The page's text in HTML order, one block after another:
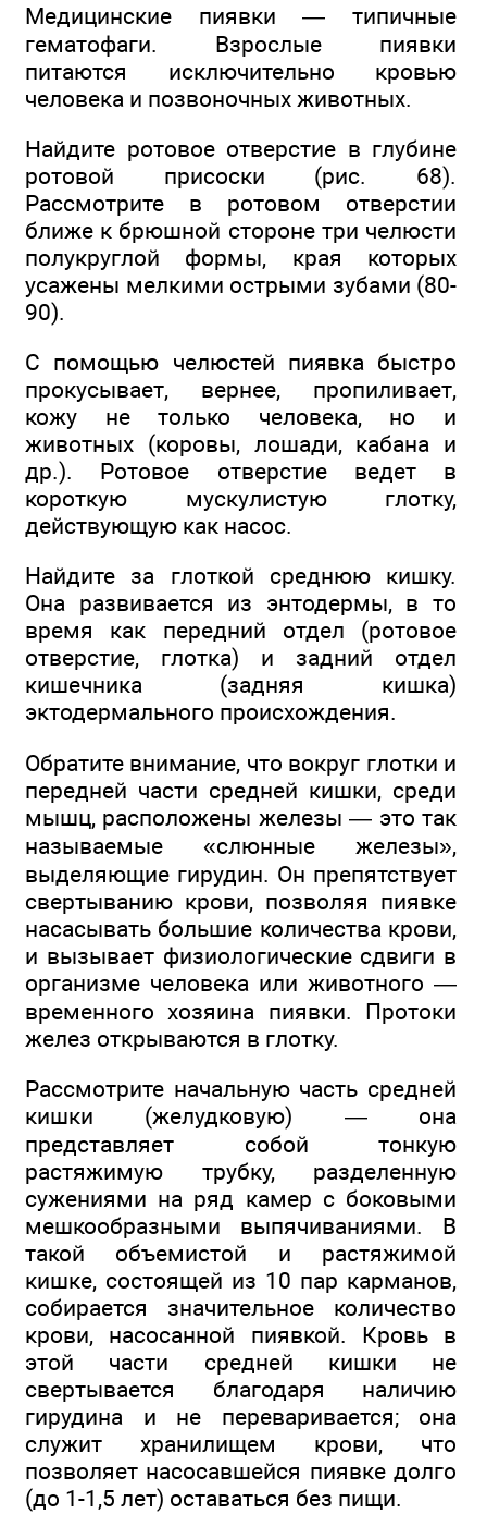
Медицинские пиявки — типичные
гематофаги. Взрослые пиявки
питаются исключительно кровью
человека и позвоночных животных.
Найдите ротовое отверстие в глубине
ротовой присоски (рис. 68).
Рассмотрите в ротовом отверстии
ближе к брюшной стороне три челюсти
полукруглой формы, края которых
усажены мелкими острыми зубами (80-
90).
С помощью челюстей пиявка быстро
прокусывает, вернее, пропиливает,
кожу не только человека, но и
животных (коровы, лошади, кабана и
др.). Ротовое отверстие ведет в
короткую мускулистую глотку,
действующую как насос.
Найдите за глоткой среднюю кишку.
Она развивается из энтодермы, в то
время как передний отдел (ротовое
отверстие, глотка) и задний отдел
кишечника (задняя кишка)
эктодермального происхождения.
Обратите внимание, что вокруг глотки и
передней части средней кишки, среди
мышц, расположены железы — это так
называемые «слюнные железы»,
выделяющие гирудин. Он препятствует
свертыванию крови, позволяя пиявке
насасывать большие количества крови,
и вызывает физиологические сдвиги в
организме человека или животного —
временного хозяина пиявки. Протоки
желез открываются в глотку.
Рассмотрите начальную часть средней
кишки (желудковую) — она
представляет собой тонкую
растяжимую трубку, разделенную
сужениями на ряд камер с боковыми
мешкообразными выпячиваниями. В
такой объемистой и растяжимой
кишке, состоящей из 10 пар карманов,
собирается значительное количество
крови, насосанной пиявкой. Кровь в
этой части средней кишки не
свертывается благодаря наличию
гирудина и не переваривается; она
служит хранилищем крови, что
позволяет насосавшейся пиявке долго
(до 1-1,5 лет) оставаться без пищи.